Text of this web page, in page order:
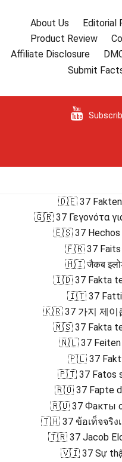
About Us Editorial
Product Review
Affiliate Disclosure
Submit
🇩🇪 37 Fakten
🇬🇷 37 Γεγονότα
🇪🇸 37 Hechos
🇫🇷 37 Faits
🇭🇮 जैकब
🇮🇩 37 Fakta
🇮🇹 37 Fatti
🇰🇷 37 가지 제이
🇲🇸 37 Fakta
🇳🇱 37 Feiten
🇵🇱 37
🇵🇹 37 Fatos
🇷🇴 37 Fapte
🇷🇺 37 Факты
🇹🇭 37 ข้อเท็จจริง
🇹🇷 37 Jacob
🇻🇮 37 Sự